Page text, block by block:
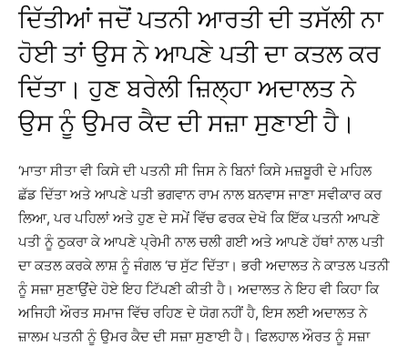
ਦਿੱਤੀਆਂ ਜਦੋਂ ਪਤਨੀ ਆਰਤੀ ਦੀ ਤਸੱਲੀ ਨਾ
ਹੋਈ ਤਾਂ ਉਸ ਨੇ ਆਪਣੇ ਪਤੀ ਦਾ ਕਤਲ ਕਰ
ਦਿੱਤਾ। ਹੁਣ ਬਰੇਲੀ ਜ਼ਿਲ੍ਹਾ ਅਦਾਲਤ ਨੇ
ਉਸ ਨੂੰ ਉਮਰ ਕੈਦ ਦੀ ਸਜ਼ਾ ਸੁਣਾਈ ਹੈ।
‘ਮਾਤਾ ਸੀਤਾ ਵੀ ਕਿਸੇ ਦੀ ਪਤਨੀ ਸੀ ਜਿਸ ਨੇ ਬਿਨਾਂ ਕਿਸੇ ਮਜ਼ਬੂਰੀ ਦੇ ਮਹਿਲ
ਛੱਡ ਦਿੱਤਾ ਅਤੇ ਆਪਣੇ ਪਤੀ ਭਗਵਾਨ ਰਾਮ ਨਾਲ ਬਨਵਾਸ ਜਾਣਾ ਸਵੀਕਾਰ ਕਰ
ਲਿਆ, ਪਰ ਪਹਿਲਾਂ ਅਤੇ ਹੁਣ ਦੇ ਸਮੇਂ ਵਿੱਚ ਫਰਕ ਦੇਖੋ ਕਿ ਇੱਕ ਪਤਨੀ ਆਪਣੇ
ਪਤੀ ਨੂੰ ਠੁਕਰਾ ਕੇ ਆਪਣੇ ਪ੍ਰੇਮੀ ਨਾਲ ਚਲੀ ਗਈ ਅਤੇ ਆਪਣੇ ਹੱਥਾਂ ਨਾਲ ਪਤੀ
ਦਾ ਕਤਲ ਕਰਕੇ ਲਾਸ਼ ਨੂੰ ਜੰਗਲ ‘ਚ ਸੁੱਟ ਦਿੱਤਾ। ਭਰੀ ਅਦਾਲਤ ਨੇ ਕਾਤਲ ਪਤਨੀ
ਨੂੰ ਸਜ਼ਾ ਸੁਣਾਉਂਦੇ ਹੋਏ ਇਹ ਟਿੱਪਣੀ ਕੀਤੀ ਹੈ। ਅਦਾਲਤ ਨੇ ਇਹ ਵੀ ਕਿਹਾ ਕਿ
ਅਜਿਹੀ ਔਰਤ ਸਮਾਜ ਵਿੱਚ ਰਹਿਣ ਦੇ ਯੋਗ ਨਹੀਂ ਹੈ, ਇਸ ਲਈ ਅਦਾਲਤ ਨੇ
ਜ਼ਾਲਮ ਪਤਨੀ ਨੂੰ ਉਮਰ ਕੈਦ ਦੀ ਸਜ਼ਾ ਸੁਣਾਈ ਹੈ। ਫਿਲਹਾਲ ਔਰਤ ਨੂੰ ਸਜ਼ਾ